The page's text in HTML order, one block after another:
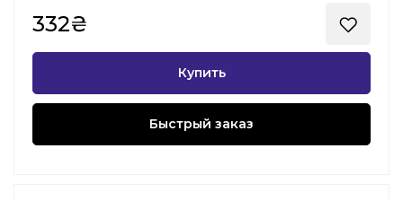
332₴
Купить
Быстрый заказ